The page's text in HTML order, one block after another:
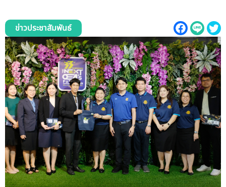
ระบบสารสนเทศ (ใน)
ติดต่อเรา
สายตรงผู้บริหาร
ข่าวประชาสัมพันธ์